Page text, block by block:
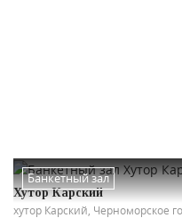
Банкетный зал
Хутор Карский
хутор Карский, Черноморское